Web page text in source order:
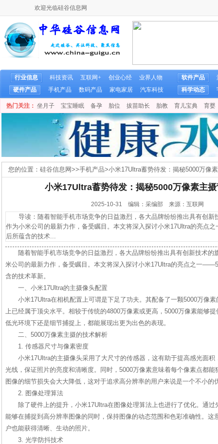
欢迎光临硅谷信息网
行业信息 科技资讯 互联网+ 创业心经
业界人物
硬件产品
手机产品 数码产品 家电家居 汽车科技
软件产品
科学动态
热门关注： 坐月子 宝宝睡眠 备孕 胎位 拔苗助长 胎教 育儿宝典 育婴
您的位置： 硅谷信息网>>手机产品>小米17Ultra蓄势待发：揭秘5000万像
小米17Ultra蓄势待发：揭秘5000万像素主
2025-10-31 编辑：采编部 来源：互联网
导读：随着智能手机市场竞争的日益激烈，各大品牌纷纷推出具有创新
作为小米公司的最新力作，备受瞩目。本文将深入探讨小米17Ultra的亮点
后所蕴含的技术...
随着智能手机市场竞争的日益激烈，各大品牌纷纷推出具有创新技术的
米公司的最新力作，备受瞩目。本文将深入探讨小米17Ultra的亮点之一
含的技术革新。
一、小米17Ultra的主摄像头配置
小米17Ultra在相机配置上可谓是下足了功夫。其配备了一颗5000万像
上已经属于顶尖水平。相较于传统的4800万像素或更高，5000万像素能够
低光环境下还是细节捕捉上，都能展现出更为出色的表现。
二、5000万像素主摄的技术解析
1. 传感器尺寸与像素密度
小米17Ultra的主摄像头采用了大尺寸的传感器，这有助于提高感光面
光线，保证照片的亮度和清晰度。同时，5000万像素意味着每个像素点都
图像的细节损失会大大降低，这对于追求高分辨率的用户来说是一个不小的
2. 图像处理算法
除了硬件上的提升，小米17Ultra在图像处理算法上也进行了优化。通
能够在捕捉到高分辨率图像的同时，保持图像的动态范围和色彩准确性。这
户也能获得清晰、生动的照片。
3. 光学防抖技术